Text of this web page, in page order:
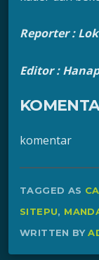
Reporter :
Editor :
komentar
TAGGED AS
SITEPU,
WRITTEN BY